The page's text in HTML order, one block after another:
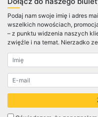
Podaj nam swoje imię i adres
wszelkich nowościach,
– z punktu widzenia naszych
zwięźle i na temat. Nierzadko